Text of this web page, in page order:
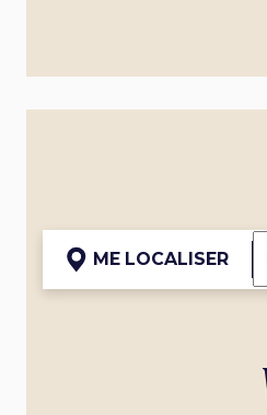
ME LOCALISER